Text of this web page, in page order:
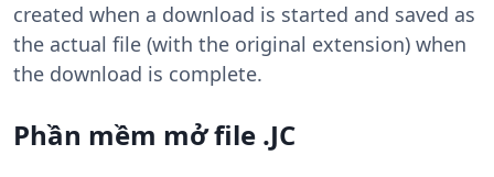
created when a download is started and saved as
the actual file (with the original extension) when
the download is complete.
Phần mềm mở file .JC